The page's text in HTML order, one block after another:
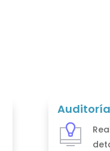
Auditoría